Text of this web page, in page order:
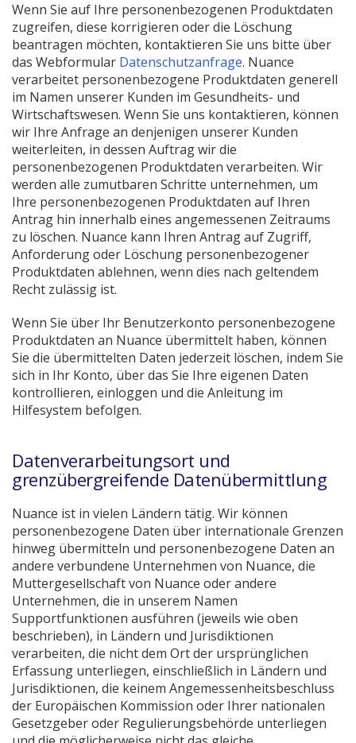
Wenn Sie auf Ihre personenbezogenen Produktdaten
zugreifen, diese korrigieren oder die Löschung
beantragen möchten, kontaktieren Sie uns bitte über
das Webformular Datenschutzanfrage(Neues
Fenster
öffnen)
. Nuance
verarbeitet personenbezogene Produktdaten generell
im Namen unserer Kunden im Gesundheits- und
Wirtschaftswesen. Wenn Sie uns kontaktieren, können
wir Ihre Anfrage an denjenigen unserer Kunden
weiterleiten, in dessen Auftrag wir die
personenbezogenen Produktdaten verarbeiten. Wir
werden alle zumutbaren Schritte unternehmen, um
Ihre personenbezogenen Produktdaten auf Ihren
Antrag hin innerhalb eines angemessenen Zeitraums
zu löschen. Nuance kann Ihren Antrag auf Zugriff,
Anforderung oder Löschung personenbezogener
Produktdaten ablehnen, wenn dies nach geltendem
Recht zulässig ist.
Wenn Sie über Ihr Benutzerkonto personenbezogene
Produktdaten an Nuance übermittelt haben, können
Sie die übermittelten Daten jederzeit löschen, indem Sie
sich in Ihr Konto, über das Sie Ihre eigenen Daten
kontrollieren, einloggen und die Anleitung im
Hilfesystem befolgen.
Datenverarbeitungsort und
grenzübergreifende Datenübermittlung
Nuance ist in vielen Ländern tätig. Wir können
personenbezogene Daten über internationale Grenzen
hinweg übermitteln und personenbezogene Daten an
andere verbundene Unternehmen von Nuance, die
Muttergesellschaft von Nuance oder andere
Unternehmen, die in unserem Namen
Supportfunktionen ausführen (jeweils wie oben
beschrieben), in Ländern und Jurisdiktionen
verarbeiten, die nicht dem Ort der ursprünglichen
Erfassung unterliegen, einschließlich in Ländern und
Jurisdiktionen, die keinem Angemessenheitsbeschluss
der Europäischen Kommission oder Ihrer nationalen
Gesetzgeber oder Regulierungsbehörde unterliegen